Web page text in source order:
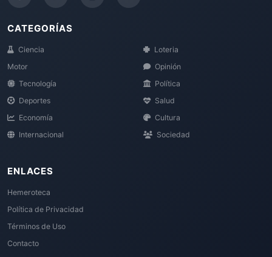
CATEGORÍAS
Ciencia
Motor
Tecnología
Deportes
Economía
Internacional
Loteria
Opinión
Política
Salud
Cultura
Sociedad
ENLACES
Hemeroteca
Política de Privacidad
Términos de Uso
Contacto